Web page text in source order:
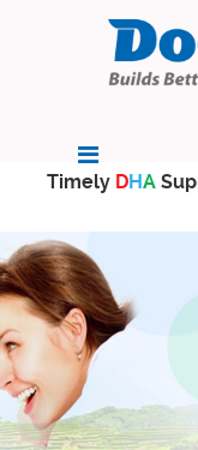
Timely DHA